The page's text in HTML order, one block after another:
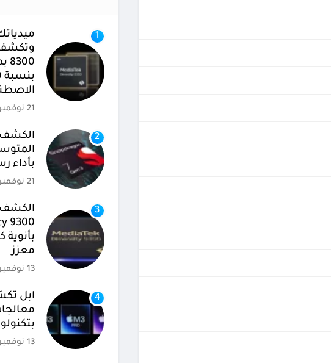
1
21 نوفمبر 2023
2
الكشف
بأداء
21 نوفمبر 2023
3
9300
معزز
13 نوفمبر 2023
4
آبل
بتكنولوجيا 3
13 نوفمبر 2023